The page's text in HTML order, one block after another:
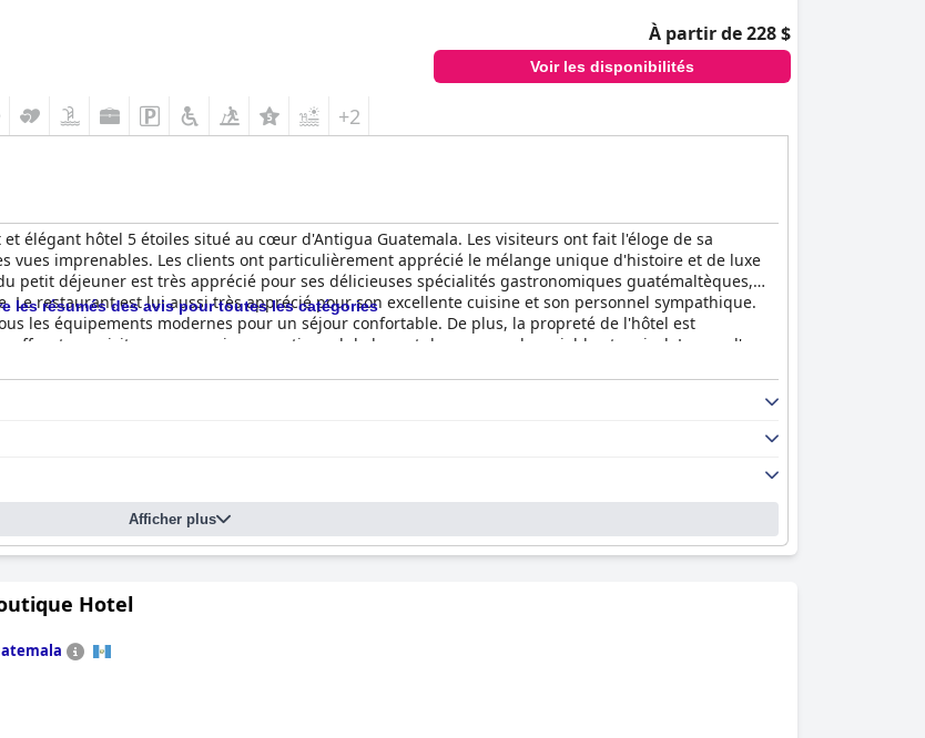
À partir de 228 $
Voir les disponibilités
+2
élégant hôtel 5 étoiles situé au cœur d'Antigua Guatemala. Les visiteurs ont fait l'éloge de sa
vues imprenables. Les clients ont particulièrement apprécié le mélange unique d'histoire et de luxe
petit déjeuner est très apprécié pour ses délicieuses spécialités gastronomiques guatémaltèques,
Le restaurant est lui aussi très apprécié pour son excellente cuisine et son personnel sympathique.
les équipements modernes pour un séjour confortable. De plus, la propreté de l'hôtel est
aux visiteurs un service exceptionnel de la part du personnel serviable et amical. Le spa, l'une
paix et de luxe, offrant aux visiteurs certains des meilleurs moments de relaxation de leur vie. Dans
Santo Domingo comme un fantastique hôtel de luxe, offrant une expérience de luxe classique sans
les résumés des avis pour toutes les catégories
Afficher plus
Hotel